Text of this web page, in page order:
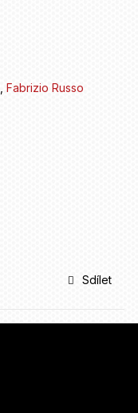
, Fabrizio Russo
Sdílet